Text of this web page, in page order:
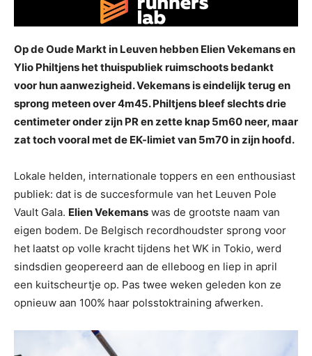
Op de Oude Markt in Leuven hebben Elien Vekemans en
Ylio Philtjens het thuispubliek ruimschoots bedankt
voor hun aanwezigheid. Vekemans is eindelijk terug en
sprong meteen over 4m45. Philtjens bleef slechts drie
centimeter onder zijn PR en zette knap 5m60 neer, maar
zat toch vooral met de EK-limiet van 5m70 in zijn hoofd.
Lokale helden, internationale toppers en een enthousiast
publiek: dat is de succesformule van het Leuven Pole
Vault Gala. Elien Vekemans was de grootste naam van
eigen bodem. De Belgisch recordhoudster sprong voor
het laatst op volle kracht tijdens het WK in Tokio, werd
sindsdien geopereerd aan de elleboog en liep in april
een kuitscheurtje op. Pas twee weken geleden kon ze
opnieuw aan 100% haar polsstoktraining afwerken.